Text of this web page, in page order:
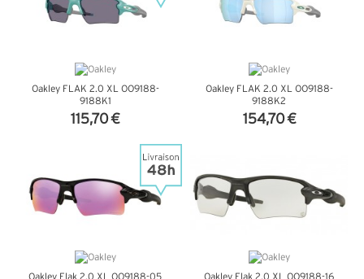
Oakley FLAK 2.0 XL OO9188-
9188K1
115,70 €
Oakley FLAK 2.0 XL OO9188-
9188K2
154,70 €
Oakley Flak 2.0 XL OO9188-05 Oakley Flak 2.0 XL OO9188-16